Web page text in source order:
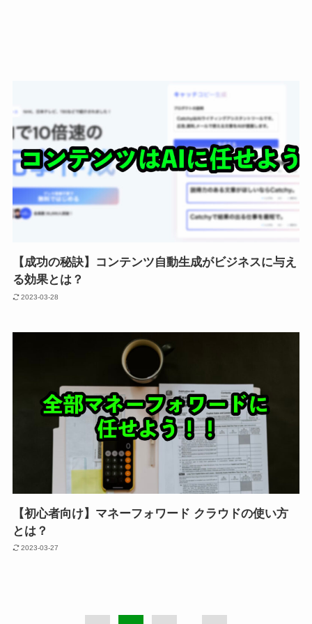
【成功の秘訣】コンテンツ自動生成がビジネスに与え
る効果とは？
2023-03-28
【初心者向け】マネーフォワード クラウドの使い方
とは？
2023-03-27